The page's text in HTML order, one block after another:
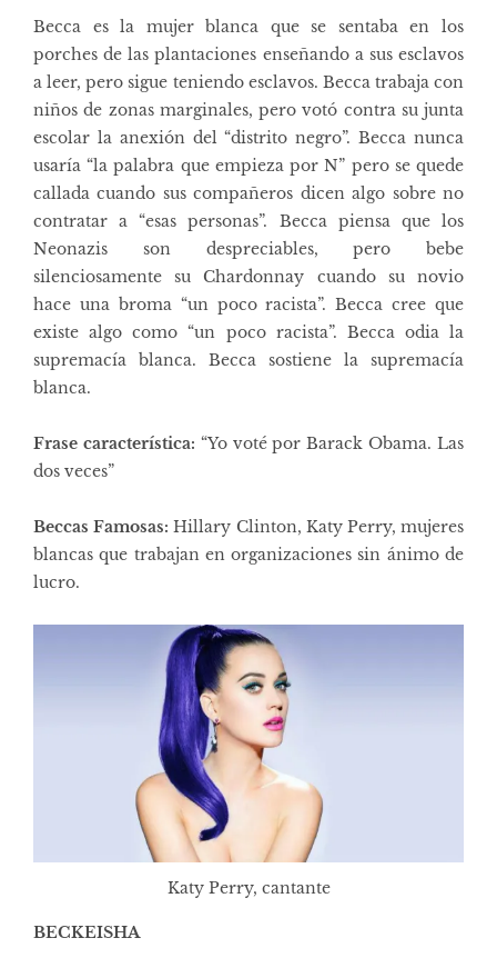
Becca es la mujer blanca que se sentaba en los
porches de las plantaciones enseñando a sus esclavos
a leer, pero sigue teniendo esclavos. Becca trabaja con
niños de zonas marginales, pero votó contra su junta
escolar la anexión del “distrito negro”. Becca nunca
usaría “la palabra que empieza por N” pero se quede
callada cuando sus compañeros dicen algo sobre no
contratar a “esas personas”. Becca piensa que los
Neonazis son despreciables, pero bebe
silenciosamente su Chardonnay cuando su novio
hace una broma “un poco racista”. Becca cree que
existe algo como “un poco racista”. Becca odia la
supremacía blanca. Becca sostiene la supremacía
blanca.
Frase característica: “Yo voté por Barack Obama. Las
dos veces”
Beccas Famosas: Hillary Clinton, Katy Perry, mujeres
blancas que trabajan en organizaciones sin ánimo de
lucro.
Katy Perry, cantante
BECKEISHA